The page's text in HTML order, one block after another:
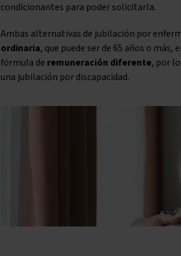
condicionantes para poder solicitarla.
Ambas alternativas de jubilación por
ordinaria, que puede ser de 65 años o
fórmula de remuneración diferente, por
una jubilación por discapacidad.